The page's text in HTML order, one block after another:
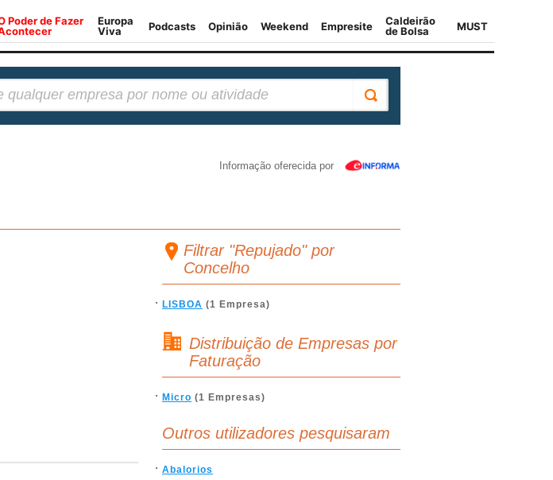
Informação oferecida por
Filtrar "Repujado" por
Concelho
LISBOA (1 Empresa)
Distribuição de Empresas por
Faturação
Micro (1 Empresas)
Outros utilizadores pesquisaram
Abalorios